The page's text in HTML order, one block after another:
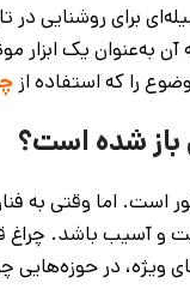
برای روشنایی در
یک ابزار
را که استفاده از
باز شده است؟
است. اما وقتی
و آسیب باشد. چراغ
ویژه، در